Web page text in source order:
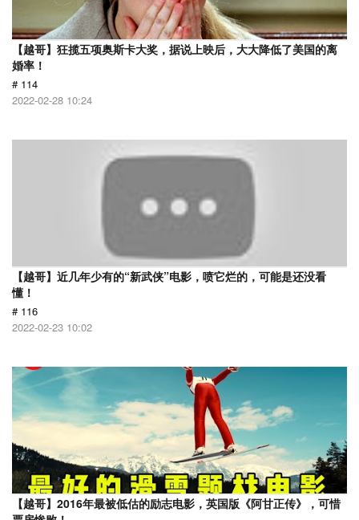
【越哥】狂揽五项奥斯卡大奖，据说上映后，大大降低了美国的离
婚率！
# 114
2022-02-28 10:24
【越哥】近几年少有的“新武侠”电影，喷它烂的，可能是还没看
懂！
# 116
2022-02-23 10:02
【越哥】2016年最被低估的励志电影，英国版《阿甘正传》，可惜